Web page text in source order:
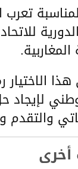
تعرب
والتقدم
أخرى